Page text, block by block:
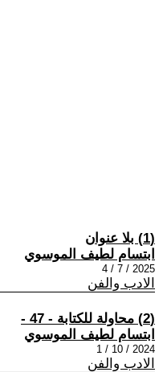
(1) بلا عنوان
ابتسام لطيف الموسوي
2025 / 7 / 4
الادب والفن
(2) محاولة للكتابة - 47 -
ابتسام لطيف الموسوي
2024 / 10 / 1
الادب والفن